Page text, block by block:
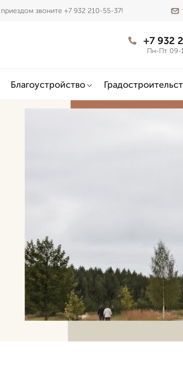
звоните +7 932 210-55-37!
+7 932
Пн-Пт 09-
Благоустройство